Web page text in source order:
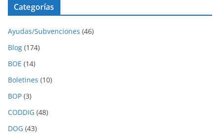
Categorías
Ayudas/Subvenciones (46)
Blog (174)
BOE (14)
Boletines (10)
BOP (3)
CODDIG (48)
DOG (43)